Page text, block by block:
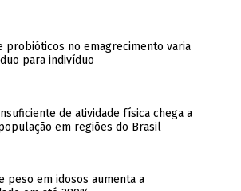
probióticos no emagrecimento varia
para indivíduo
de atividade física chega a
em regiões do Brasil
peso em idosos aumenta a